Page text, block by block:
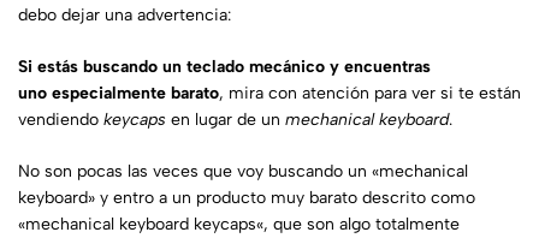
debo dejar una advertencia:
Si estás buscando un teclado mecánico y encuentras
uno especialmente barato, mira con atención para ver si te están
vendiendo keycaps en lugar de un mechanical keyboard.
No son pocas las veces que voy buscando un «mechanical
keyboard» y entro a un producto muy barato descrito como
«mechanical keyboard keycaps«, que son algo totalmente